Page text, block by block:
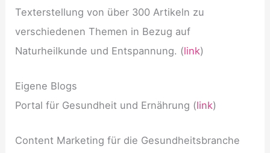
Texterstellung von über 300 Artikeln zu
verschiedenen Themen in Bezug auf
Naturheilkunde und Entspannung. (link)
Eigene Blogs
Portal für Gesundheit und Ernährung (link)
Content Marketing für die Gesundheitsbranche